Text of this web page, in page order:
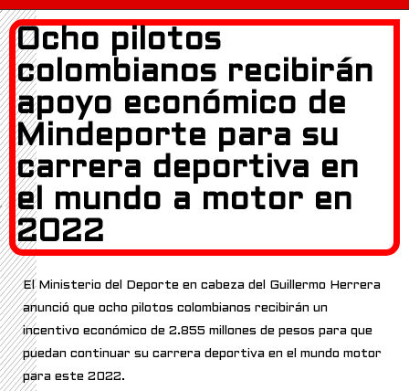
Ocho pilotos
colombianos recibirán
apoyo económico de
Mindeporte para su
carrera deportiva en
el mundo a motor en
2022
El Ministerio del Deporte en cabeza del Guillermo Herrera
anunció que ocho pilotos colombianos recibirán un
incentivo económico de 2.855 millones de pesos para que
puedan continuar su carrera deportiva en el mundo motor
para este 2022.